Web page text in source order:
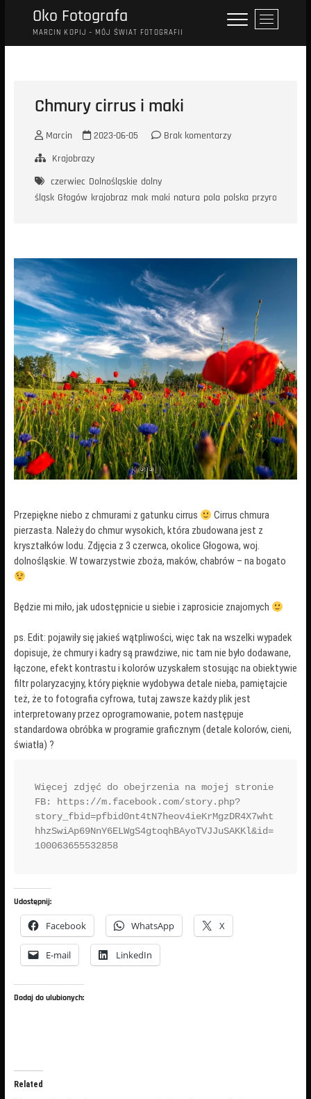
Oko Fotografa
MARCIN KOPIJ – MÓJ ŚWIAT FOTOGRAFII
P
r
z
Chmury cirrus i maki
Marcin 2023-06-05
Brak komentarzy
Krajobrazy
czerwiec Dolnośląskie dolny
śląsk Głogów krajobraz mak maki natura pola polska przyroda
Przepiękne niebo z chmurami z gatunku cirrus
Cirrus chmura
pierzasta. Należy do chmur wysokich, która zbudowana jest z
kryształków lodu. Zdjęcia z 3 czerwca, okolice Głogowa, woj.
dolnośląskie. W towarzystwie zboża, maków, chabrów – na bogato
Będzie mi miło, jak udostępnicie u siebie i zaprosicie znajomych
ps. Edit: pojawiły się jakieś wątpliwości, więc tak na wszelki wypadek
dopisuje, że chmury i kadry są prawdziwe, nic tam nie było dodawane,
łączone, efekt kontrastu i kolorów uzyskałem stosując na obiektywie
filtr polaryzacyjny, który pięknie wydobywa detale nieba, pamiętajcie
też, że to fotografia cyfrowa, tutaj zawsze każdy plik jest
interpretowany przez oprogramowanie, potem następuje
standardowa obróbka w programie graficznym (detale kolorów, cieni,
światła) ?
Więcej zdjęć do obejrzenia na mojej stronie
FB: https://m.facebook.com/story.php?
story_fbid=pfbid0nt4tN7heov4ieKrMgzDR4X7wht
hhzSwiAp69NnY6ELWgS4gtoqhBAyoTVJJuSAKKl&id=
100063655532858
Udostępnij:
Facebook WhatsApp X
E-mail LinkedIn
Dodaj do ulubionych:
Related